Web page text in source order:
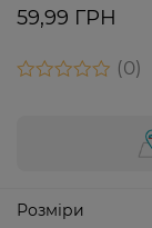
59,99 ГРН
0
Розміри